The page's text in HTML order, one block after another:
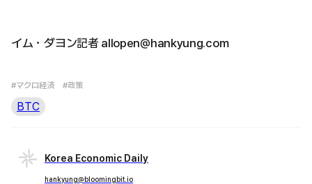
イム・ダヨン記者 allopen@hankyung.com
#マクロ経済 #政策
BTC
Korea Economic Daily
hankyung@bloomingbit.io